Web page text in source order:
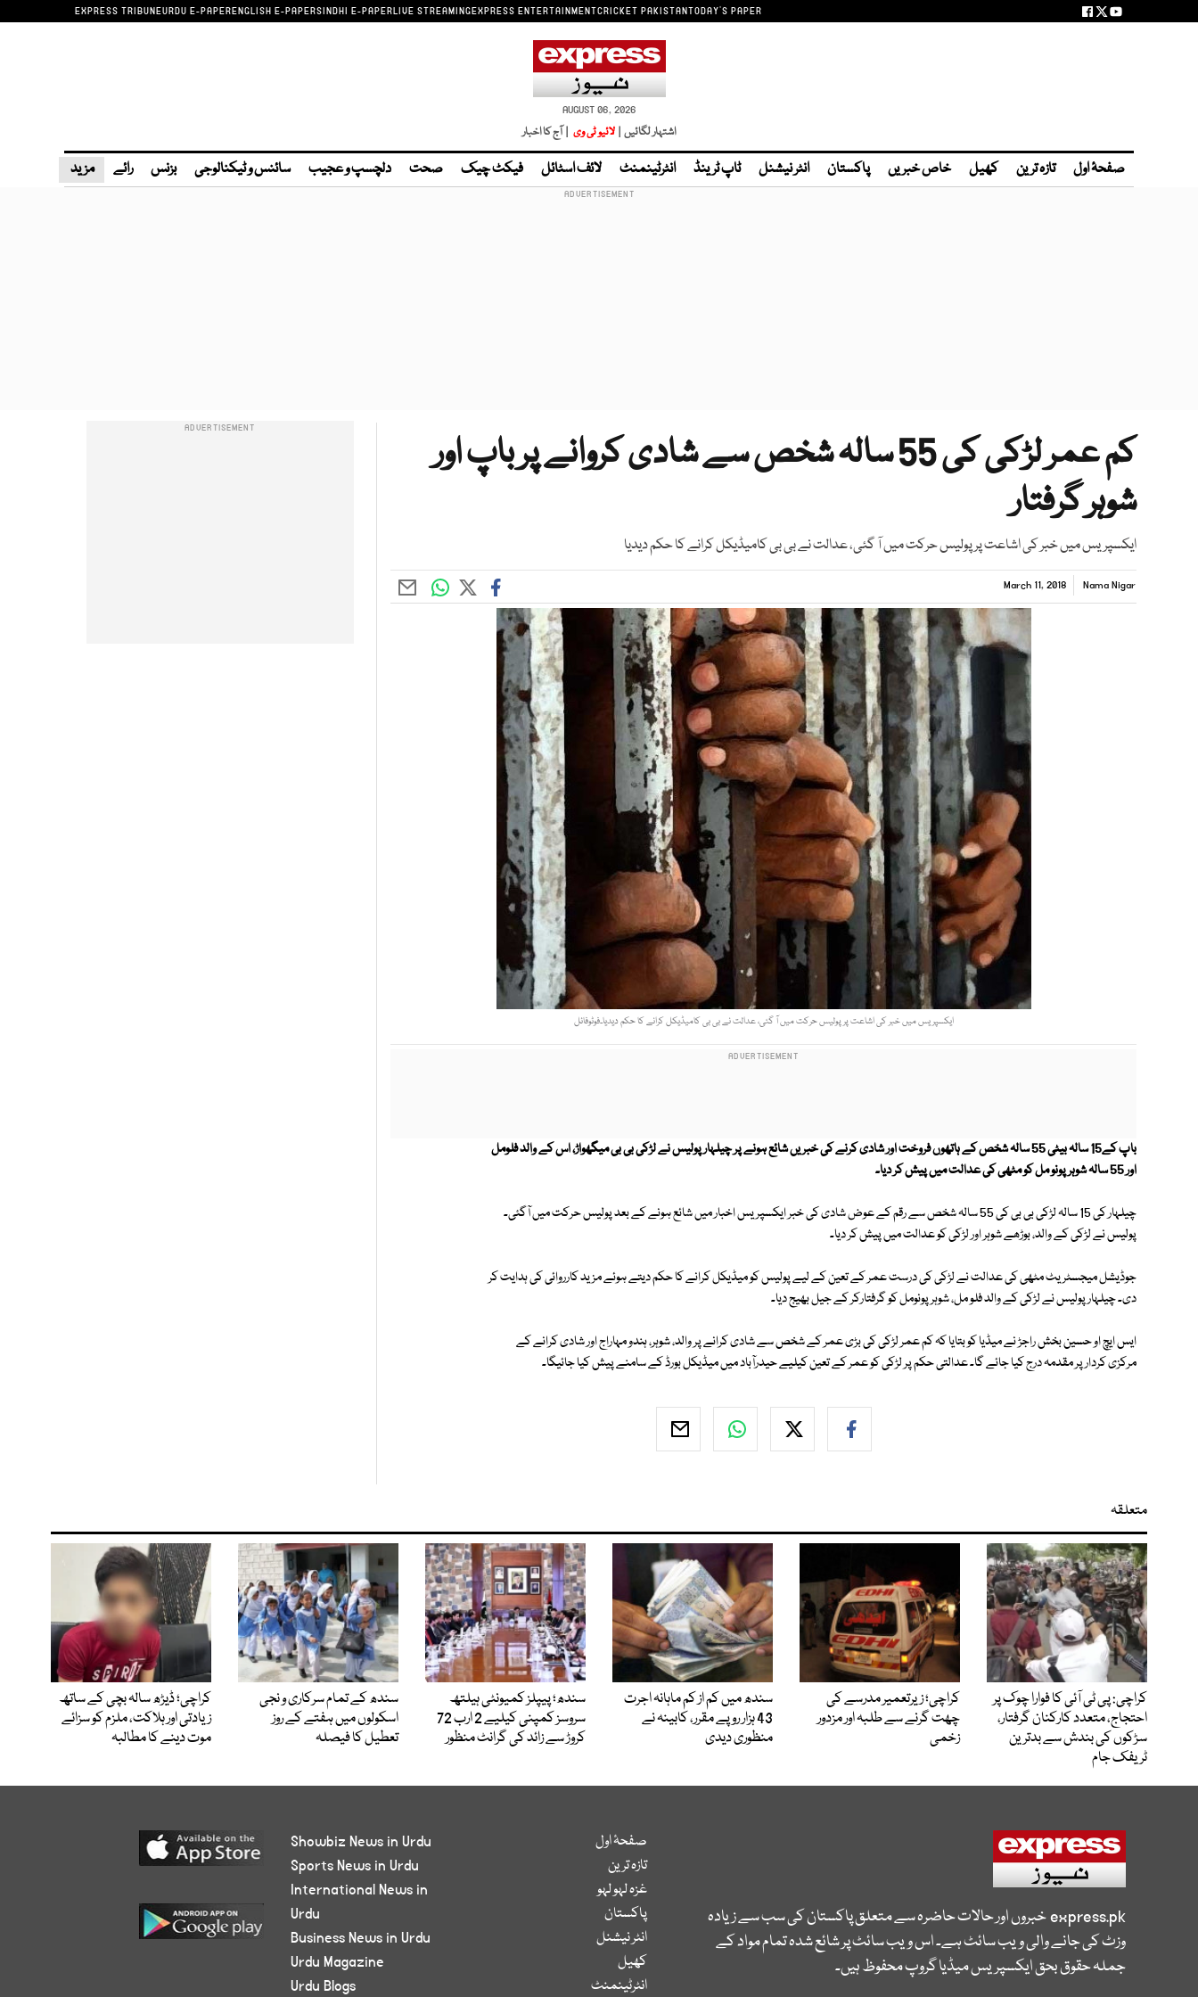
EXPRESS TRIBUNEURDU E-PAPERENGLISH E-PAPERSINDHI E-PAPERLIVE STREAMINGEXPRESS ENTERTAINMENTCRICKET PAKISTANTODAY'S PAPER
AUGUST 06, 2026
اشتہار لگائیں | لائیو ٹی وی | آج کا اخبار
صفحۂ اول تازہ ترین کھیل خاص خبریں پاکستان انٹر نیشنل ٹاپ ٹرینڈ انٹرٹینمنٹ لائف اسٹائل فیکٹ چیک صحت دلچسپ و عجیب سائنس و ٹیکنالوجی بزنس رائے مزید
کم عمر لڑکی کی 55 سالہ شخص سے شادی کروانے پر باپ اور
شوہر گرفتار
ایکسپریس میں خبر کی اشاعت پر پولیس حرکت میں آ گئی، عدالت نے بی بی کامیڈیکل کرانے کا حکم دیدیا
Nama Nigar
March 11, 2018
ایکسپریس میں خبر کی اشاعت پر پولیس حرکت میں آ گئی، عدالت نے بی بی کامیڈیکل کرانے کا حکم دیدیا۔فوٹوفائل
باپ کے15 سالہ بیٹی 55 سالہ شخص کے ہاتھوں فروخت اور شادی کرنے کی خبریں شائع ہونے پر چیلہار پولیس نے لڑکی بی بی میگھواڑ، اس کے والد فلومل
اور 55 سالہ شوہر پونو مل کو مٹھی کی عدالت میں پیش کر دیا۔
چیلہار کی 15 سالہ لڑکی بی بی کی 55 سالہ شخص سے رقم کے عوض شادی کی خبر ایکسپریس اخبار میں شائع ہونے کے بعد پولیس حرکت میں آگئی۔
پولیس نے لڑکی کے والد، بوڑھے شوہر اور لڑکی کو عدالت میں پیش کر دیا۔
جوڈیشل میجسٹریٹ مٹھی کی عدالت نے لڑکی کی درست عمر کے تعین کے لیے پولیس کو میڈیکل کرانے کا حکم دیتے ہوئے مزید کارروائی کی ہدایت کر
دی۔ چیلہار پولیس نے لڑکی کے والد فلو مل، شوہر پونومل کو گرفتارکر کے جیل بھیج دیا۔
ایس ایچ او حسین بخش راجڑ نے میڈیا کو بتایا کہ کم عمر لڑکی کی بڑی عمر کے شخص سے شادی کرانے پر والد، شوہر، ہندو مہاراج اور شادی کرانے کے
مرکزی کردار پر مقدمہ درج کیا جائے گا۔ عدالتی حکم پر لڑکی کو عمر کے تعین کیلیے حیدرآباد میں میڈیکل بورڈ کے سامنے پیش کیا جائیگا۔
متعلقہ
کراچی: پی ٹی آئی کا فوارا چوک پر
احتجاج، متعدد کارکنان گرفتار،
سڑکوں کی بندش سے بدترین
ٹریفک جام
کراچی؛ زیرتعمیر مدرسے کی
چھت گرنے سے طلبہ اور مزدور
زخمی
سندھ میں کم از کم ماہانہ اجرت
43 ہزار روپے مقرر، کابینہ نے
منظوری دیدی
سندھ؛ پیپلز کمیونٹی ہیلتھ
سروسز کمپنی کیلیے 2 ارب 72
کروڑ سے زائد کی گرانٹ منظور
سندھ کے تمام سرکاری و نجی
اسکولوں میں ہفتے کے روز
تعطیل کا فیصلہ
کراچی؛ ڈیڑھ سالہ بچی کے ساتھ
زیادتی اور ہلاکت، ملزم کو سزائے
موت دینے کا مطالبہ
express.pkخبروں اور حالات حاضرہ سے متعلق پاکستان کی سب سے زیادہ
وزٹ کی جانے والی ویب سائٹ ہے۔ اس ویب سائٹ پر شائع شدہ تمام مواد کے
جملہ حقوق بحق ایکسپریس میڈیا گروپ محفوظ ہیں۔
صفحۂ اول
تازہ ترین
غزہ لہو لہو
پاکستان
انٹر نیشنل
کھیل
انٹرٹینمنٹ
Showbiz News in Urdu
Sports News in Urdu
International News in
Urdu
Business News in Urdu
Urdu Magazine
Urdu Blogs